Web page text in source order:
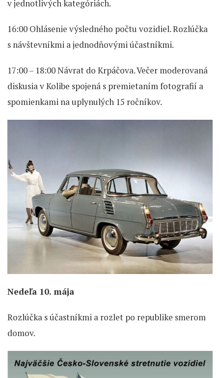
v jednotlivých kategóriách.
16:00 Ohlásenie výsledného počtu vozidiel. Rozlúčka
s návštevníkmi a jednodňovými účastníkmi.
17:00 – 18:00 Návrat do Krpáčova. Večer moderovaná
diskusia v Kolibe spojená s premietaním fotografií a
spomienkami na uplynulých 15 ročníkov.
Nedeľa 10. mája
Rozlúčka s účastníkmi a rozlet po republike smerom
domov.